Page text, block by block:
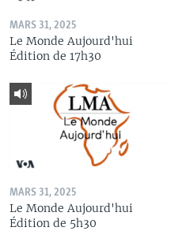
MARS 31, 2025
Le Monde Aujourd'hui
Édition de 17h30
MARS 31, 2025
Le Monde Aujourd'hui
Édition de 5h30